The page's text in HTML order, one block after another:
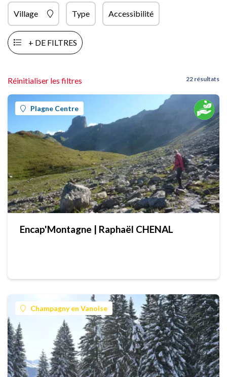
Village Type Accessibilité
+ DE FILTRES
Réinitialiser les filtres 22 résultats
Plagne Centre
Encap'Montagne | Raphaël CHENAL
Champagny en Vanoise